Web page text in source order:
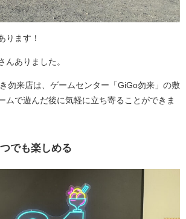
ります！
んありました。
勿来店は、ゲームセンター「GiGo勿来」の敷
ムで遊んだ後に気軽に立ち寄ることができま
でも楽しめる